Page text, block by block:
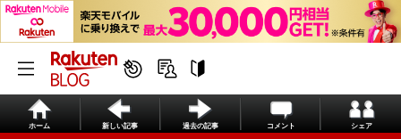
ホーム 新しい記事 過去の記事 コメント シェア